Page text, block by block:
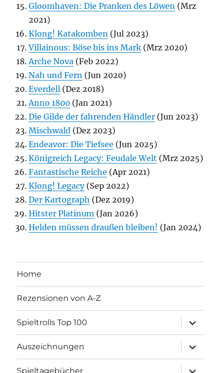
Gloomhaven: Die Pranken des Löwen (Mrz
2021)
Klong! Katakomben (Jul 2023)
Villainous: Böse bis ins Mark (Mrz 2020)
Arche Nova (Feb 2022)
Nah und Fern (Jun 2020)
Everdell (Dez 2018)
Anno 1800 (Jan 2021)
Die Gilde der fahrenden Händler (Jun 2023)
Mischwald (Dez 2023)
Endeavor: Die Tiefsee (Jun 2025)
Königreich Legacy: Feudale Welt (Mrz 2025)
Fantastische Reiche (Apr 2021)
Klong! Legacy(Sep 2022)
Der Kartograph (Dez 2019)
Hitster Platinum (Jan 2026)
Helden müssen draußen bleiben! (Jan 2024)
Home
Rezensionen von A-Z
Spieltrolls Top 100
öffnen
Auszeichnungen
öffnen
Spieltagebücher